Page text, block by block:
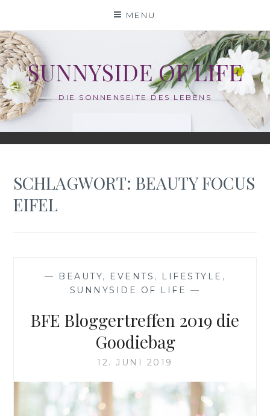
content
MENU
SUNNYSIDE OF LIFE
DIE SONNENSEITE DES LEBENS
SCHLAGWORT:BEAUTY FOCUS
EIFEL
— BEAUTY, EVENTS , LIFESTYLE ,
SUNNYSIDE OF LIFE —
BFE Bloggertreffen 2019 die
Goodiebag
12. JUNI 2019